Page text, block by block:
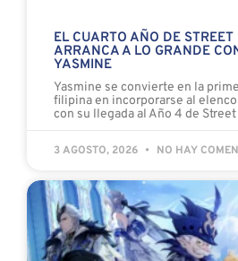
EL CUARTO AÑO DE
ARRANCA A LO GRANDE
YASMINE
Yasmine se convierte en la
filipina en incorporarse al
con su llegada al Año 4 de
3 AGOSTO, 2026 NO HAY